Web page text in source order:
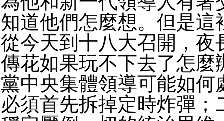
知道他們怎麼想。但是這
從今天到十八大召開，夜
傳花如果玩不下去了怎麼
黨中央集體領導可能如何
必須首先拆掉定時炸彈；